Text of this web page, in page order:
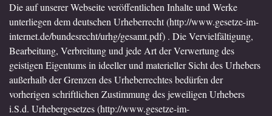
Die auf unserer Webseite veröffentlichen Inhalte und Werke
unterliegen dem deutschen Urheberrecht (http://www.gesetze-im-
internet.de/bundesrecht/urhg/gesamt.pdf) . Die Vervielfältigung,
Bearbeitung, Verbreitung und jede Art der Verwertung des
geistigen Eigentums in ideeller und materieller Sicht des Urhebers
außerhalb der Grenzen des Urheberrechtes bedürfen der
vorherigen schriftlichen Zustimmung des jeweiligen Urhebers
i.S.d. Urhebergesetzes (http://www.gesetze-im-